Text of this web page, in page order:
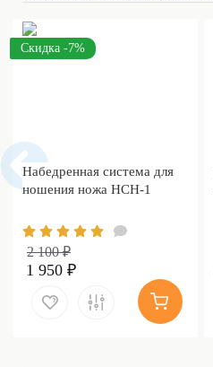
Скидка -7%
Набедренная система для
ношения ножа НСН-1
2 100 ₽
1 950 ₽